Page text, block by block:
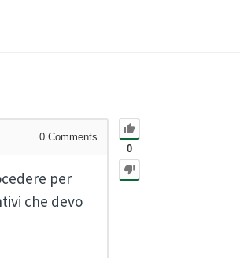
0
0 Comments
per
che devo